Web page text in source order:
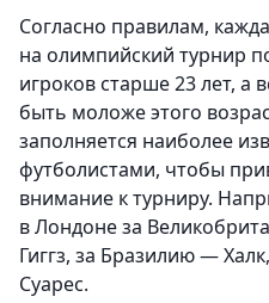
Согласно правилам,
на олимпийский турнир
игроков старше 23 лет, а
быть моложе этого
заполняется наиболее
футболистами, чтобы
внимание к турниру.
в Лондоне за
Гиггз, за Бразилию —
Суарес.